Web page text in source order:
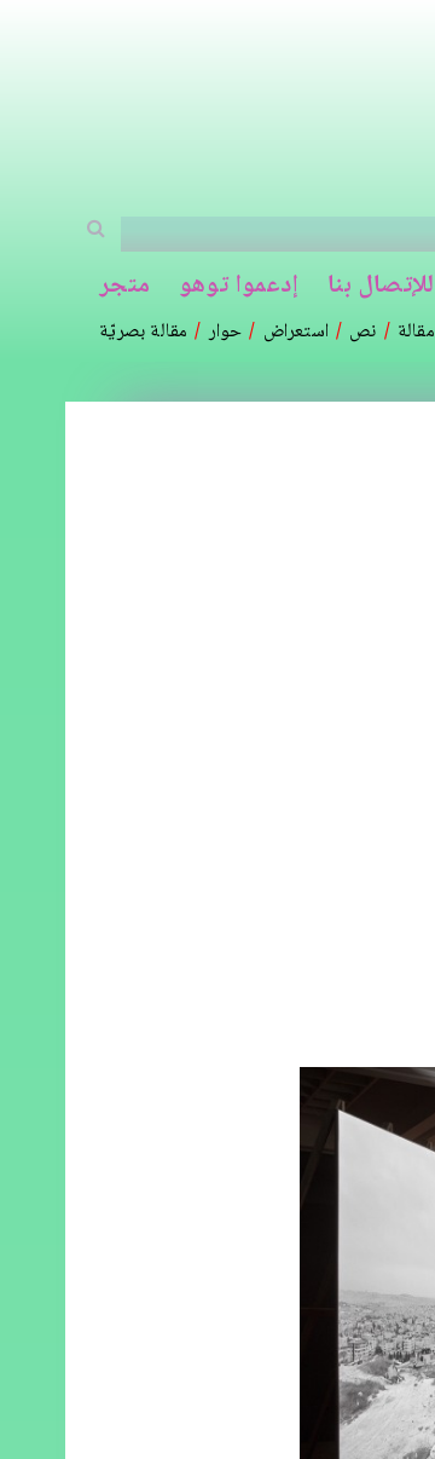
للإتصال بنا إدعموا توهو متجر
مقالة بصريّة حوار استعراض نص مقالة